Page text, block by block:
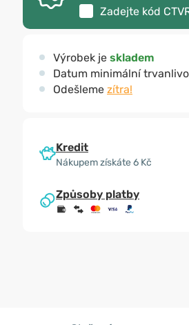
Zadejte kód
Výrobek je skladem
Datum minimální
Odešleme zítra!
Kredit
Nákupem získáte 6 Kč
Způsoby platby